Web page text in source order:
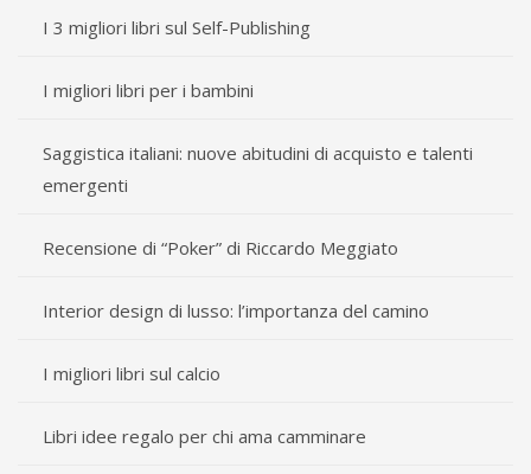
I 3 migliori libri sul Self-Publishing
I migliori libri per i bambini
Saggistica italiani: nuove abitudini di acquisto e talenti
emergenti
Recensione di “Poker” di Riccardo Meggiato
Interior design di lusso: l’importanza del camino
I migliori libri sul calcio
Libri idee regalo per chi ama camminare